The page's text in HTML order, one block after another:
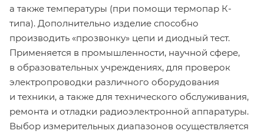
а также температуры (при помощи термопар К-
типа). Дополнительно изделие способно
производить «прозвонку» цепи и диодный тест.
Применяется в промышленности, научной сфере,
в образовательных учреждениях, для проверок
электропроводки различного оборудования
и техники, а также для технического обслуживания,
ремонта и отладки радиоэлектронной аппаратуры.
Выбор измерительных диапазонов осуществляется